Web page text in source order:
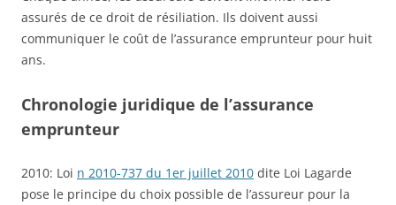
assurés de ce droit de résiliation. Ils doivent aussi
communiquer le coût de l’assurance emprunteur pour huit
ans.
Chronologie juridique de l’assurance
emprunteur
2010: Loi n 2010-737 du 1er juillet 2010 dite Loi Lagarde
pose le principe du choix possible de l’assureur pour la